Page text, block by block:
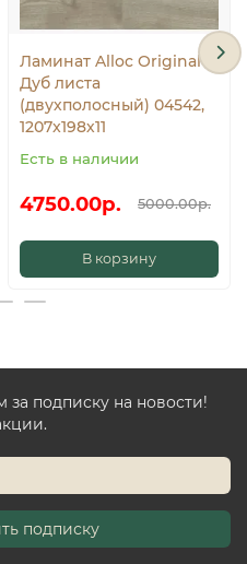
Ламинат Alloc Original
Дуб листа
(двухполосный) 04542,
1207x198х11
Есть в наличии
4750.00р. 5000.00р.
В корзину
подписку на новости!
подписку